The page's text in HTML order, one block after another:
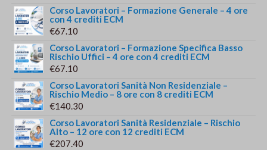
Corso Lavoratori – Formazione Generale – 4 ore
con 4 crediti ECM
€67.10
Corso Lavoratori – Formazione Specifica Basso
Rischio Uffici – 4 ore con 4 crediti ECM
€67.10
Corso Lavoratori Sanità Non Residenziale –
Rischio Medio – 8 ore con 8 crediti ECM
€140.30
Corso Lavoratori Sanità Residenziale – Rischio
Alto – 12 ore con 12 crediti ECM
€207.40